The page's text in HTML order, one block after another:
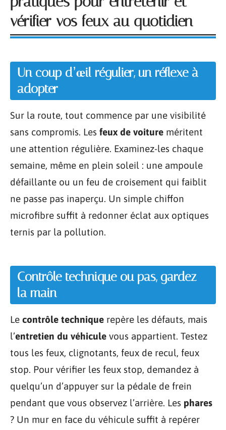
vérifier vos feux au quotidien
Un coup d’œil régulier, un réflexe à
adopter
Sur la route, tout commence par une visibilité
sans compromis. Les feux de voiture méritent
une attention régulière. Examinez-les chaque
semaine, même en plein soleil : une ampoule
défaillante ou un feu de croisement qui faiblit
ne passe pas inaperçu. Un simple chiffon
microfibre suffit à redonner éclat aux optiques
ternis par la pollution.
Contrôle technique ou pas, gardez
la main
Le contrôle technique repère les défauts, mais
l’entretien du véhicule vous appartient. Testez
tous les feux, clignotants, feux de recul, feux
stop. Pour vérifier les feux stop, demandez à
quelqu’un d’appuyer sur la pédale de frein
pendant que vous observez l’arrière. Les phares
? Un mur en face du véhicule suffit à repérer